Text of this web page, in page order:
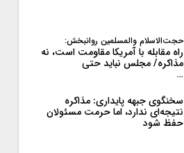
حجت‌الاسلام والمسلمین روانبخش:
راه مقابله با آمریکا مقاومت است، نه
مذاکره/ مجلس نباید حتی
…
سخنگوی جبهه پایداری: مذاکره
نتیجه‌ای ندارد، اما حرمت مسئولان
حفظ شود